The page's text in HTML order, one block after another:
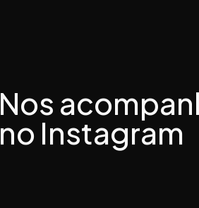
Nos
no Instagram